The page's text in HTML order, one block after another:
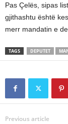
Pas Çelës, sipas
gjithashtu është
merr mandatin e
TAGS DEPUTET
Previous article